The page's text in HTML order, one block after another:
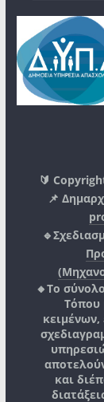
🔰
📌
🔸Το
Τόπου
και